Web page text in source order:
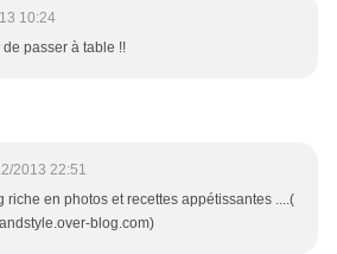
10:24
passer à table !!
2013 22:51
riche en photos et recettes appétissantes ....(
blog.com)